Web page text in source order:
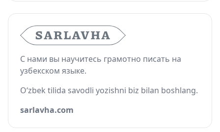
С нами вы научитесь грамотно писать на
узбекском языке.
O‘zbek tilida savodli yozishni biz bilan boshlang.
sarlavha.com